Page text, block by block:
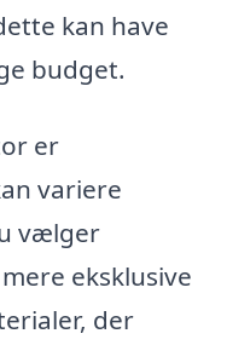
kan have
budget.
er
variere
vælger
eksklusive
der